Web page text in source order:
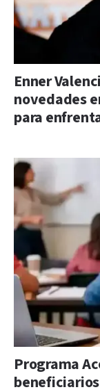
Enner
novedades
para
Programa